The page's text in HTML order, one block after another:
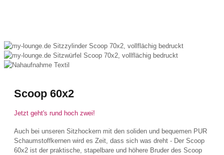
Scoop 60x2
Jetzt geht's rund hoch zwei!
Auch bei unseren Sitzhockern mit den soliden und bequemen PUR
Schaumstoffkernen wird es Zeit, dass sich was dreht - Der Scoop
60x2 ist der praktische, stapelbare und höhere Bruder des Scoop